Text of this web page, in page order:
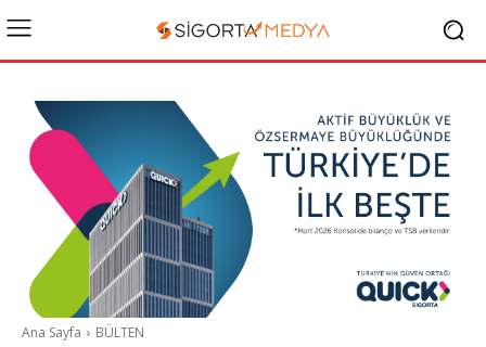
Ana Sayfa BÜLTEN